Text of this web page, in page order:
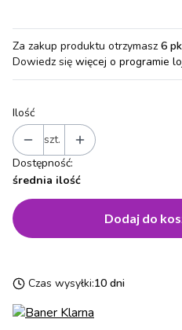
Za zakup produktu otrzymasz 6
Dowiedz się więcej o programie
Ilość
szt.
Dostępność:
średnia ilość
Dodaj do
Czas wysyłki:10 dni